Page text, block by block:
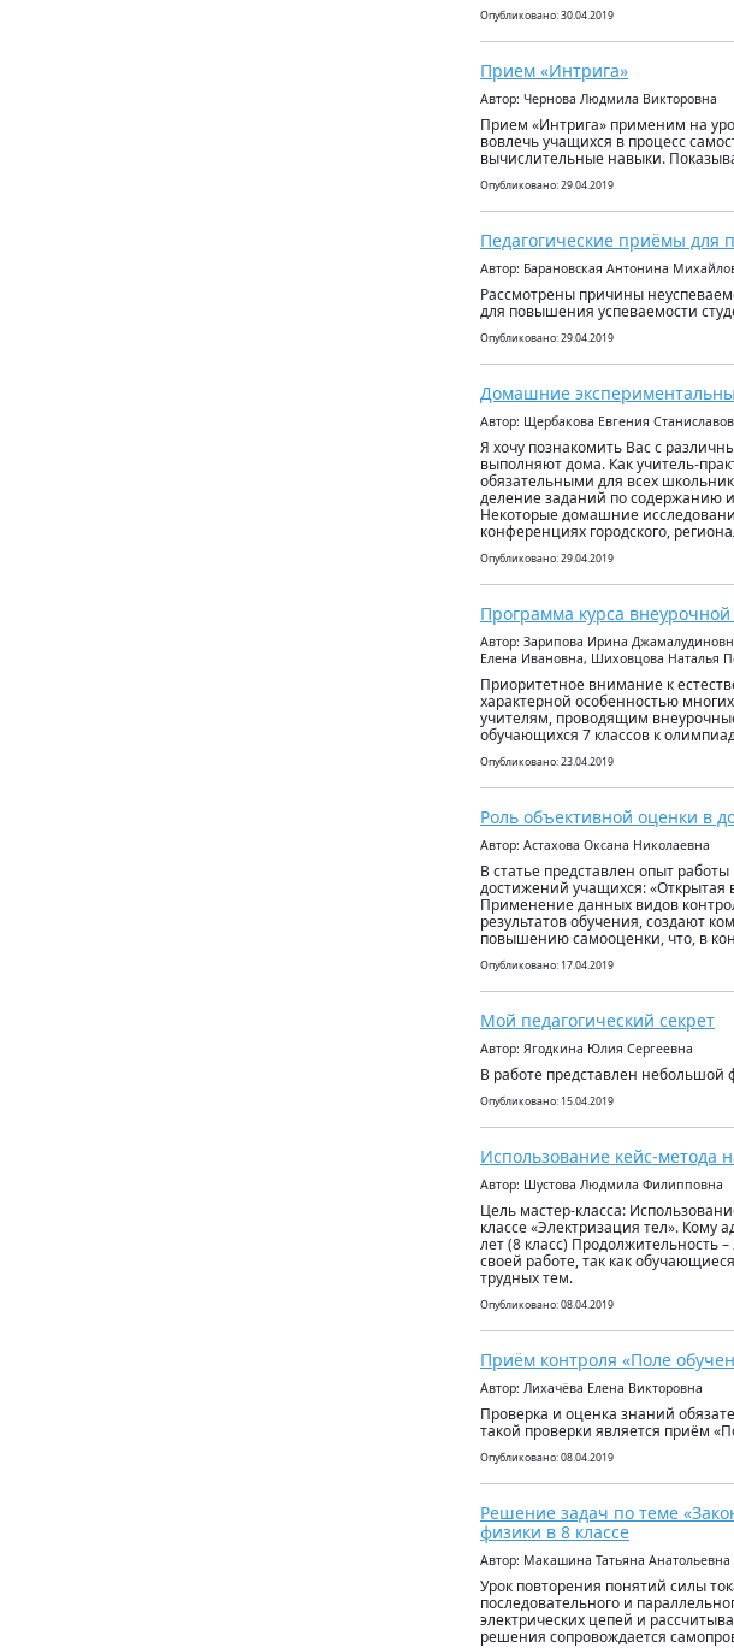
Опубликовано: 30.04.2019
Прием «Интрига»
Автор: Чернова Людмила Викторовна
Прием «Интрига» применим на
вовлечь учащихся в процесс
вычислительные навыки.
Опубликовано: 29.04.2019
Педагогические приёмы для
Автор: Барановская Антонина
Рассмотрены причины
для повышения успеваемости
Опубликовано: 29.04.2019
Домашние
Автор: Щербакова Евгения
Я хочу познакомить Вас с
выполняют дома. Как учитель-
обязательными для всех
деление заданий по содержанию
Некоторые домашние
конференциях городского,
Опубликовано: 29.04.2019
Программа курса
Автор: Зарипова Ирина
Елена Ивановна, Шиховцова Наталья
Приоритетное внимание к
характерной особенностью
учителям, проводящим
обучающихся 7 классов к
Опубликовано: 23.04.2019
Роль объективной оценки в
Автор: Астахова Оксана Николаевна
В статье представлен опыт
достижений учащихся: «Открытая
Применение данных видов
результатов обучения, создают
повышению самооценки, что, в
Опубликовано: 17.04.2019
Мой педагогический секрет
Автор: Ягодкина Юлия Сергеевна
В работе представлен небольшой
Опубликовано: 15.04.2019
Использование кейс-метода
Автор: Шустова Людмила Филипповна
Цель мастер-класса:
классе «Электризация тел». Кому
лет (8 класс) Продолжительность
своей работе, так как
трудных тем.
Опубликовано: 08.04.2019
Приём контроля «Поле
Автор: Лихачёва Елена Викторовна
Проверка и оценка знаний
такой проверки является приём
Опубликовано: 08.04.2019
Решение задач по теме
физики в 8 классе
Автор: Макашина Татьяна Анатольевна
Урок повторения понятий силы
последовательного и
электрических цепей и
решения сопровождается